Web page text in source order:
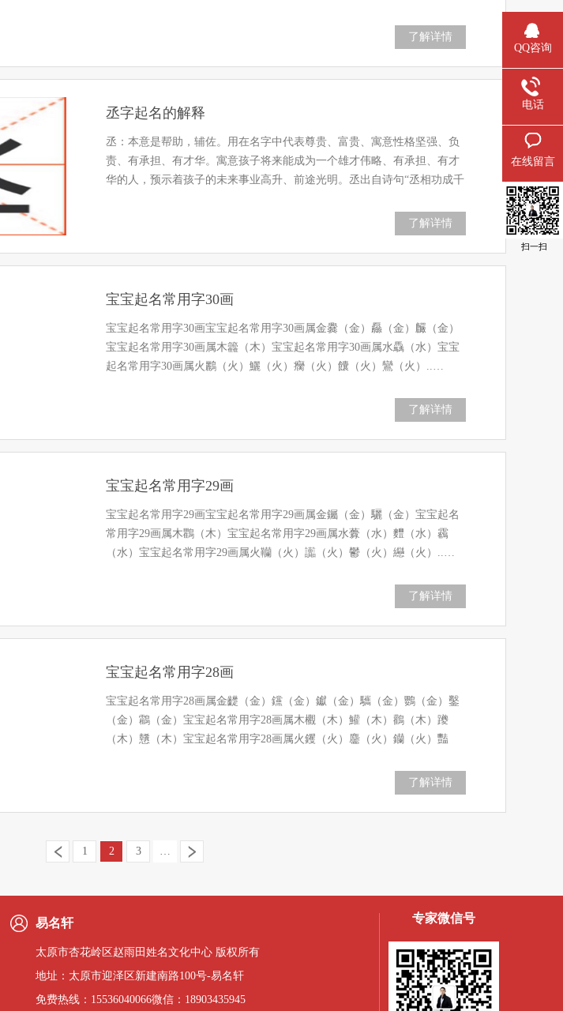
了解详情
丞字起名的解释
丞：本意是帮助，辅佐。用在名字中代表尊贵、富贵、寓意性格坚强、负
责、有承担、有才华。寓意孩子将来能成为一个雄才伟略、有承担、有才
华的人，预示着孩子的未来事业高升、前途光明。丞出自诗句“丞相功成千
了解详情
宝宝起名常用字30画
宝宝起名常用字30画宝宝起名常用字30画属金爨（金）厵（金）麣（金）
宝宝起名常用字30画属木籱（木）宝宝起名常用字30画属水驫（水）宝宝
起名常用字30画属火鸝（火）鱺（火）癵（火）饢（火）鸞（火）..…
了解详情
宝宝起名常用字29画
宝宝起名常用字29画宝宝起名常用字29画属金钃（金）驪（金）宝宝起名
常用字29画属木鸜（木）宝宝起名常用字29画属水虋（水）麷（水）靏
（水）宝宝起名常用字29画属火韊（火）讟（火）鬱（火）纞（火）..…
了解详情
宝宝起名常用字28画
宝宝起名常用字28画属金齼（金）钂（金）钀（金）驨（金）鸚（金）鑿
（金）鸘（金）宝宝起名常用字28画属木欟（木）鱹（木）鸛（木）躨
（木）戇（木）宝宝起名常用字28画属火钁（火）麢（火）钄（火）豔
了解详情
1 2 3 …
易名轩
太原市杏花岭区赵雨田姓名文化中心 版权所有
地址：太原市迎泽区新建南路100号-易名轩
免费热线：15536040066微信：18903435945
专家微信号
QQ咨询
电话
在线留言
扫一扫